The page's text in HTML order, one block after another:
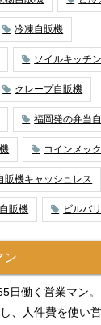
冷凍自販機
ソイルキッチン
クレープ自販機
福岡発の弁当
コインメック
販機キャッシュレス
販機 ビルバリ
ン
日働く営業マン。
、人件費を使い